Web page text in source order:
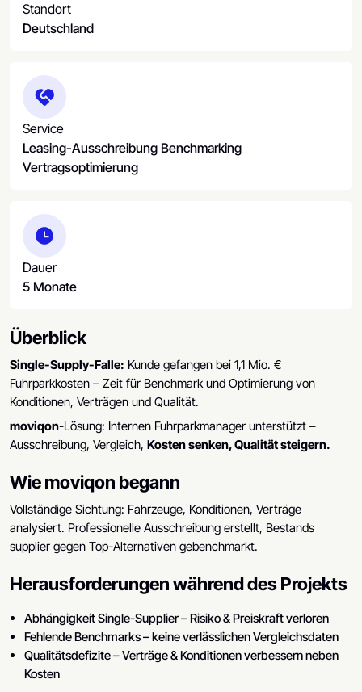
Standort
Deutschland
Service
Leasing-Ausschreibung Benchmarking
Vertragsoptimierung
Dauer
5 Monate
Überblick
Single-Supply-Falle: Kunde gefangen bei 1,1 Mio. €
Fuhrparkkosten – Zeit für Benchmark und Optimierung von
Konditionen, Verträgen und Qualität.
moviqon-Lösung: Internen Fuhrparkmanager unterstützt –
Ausschreibung, Vergleich, Kosten senken, Qualität steigern.
Wie moviqon begann
Vollständige Sichtung: Fahrzeuge, Konditionen, Verträge
analysiert. Professionelle Ausschreibung erstellt, Bestands
supplier gegen Top-Alternativen gebenchmarkt.
Herausforderungen während des Projekts
Abhängigkeit Single-Supplier – Risiko & Preiskraft verloren
Fehlende Benchmarks – keine verlässlichen Vergleichsdaten
Qualitätsdefizite – Verträge & Konditionen verbessern neben
Kosten